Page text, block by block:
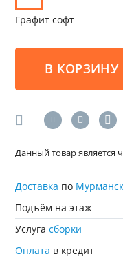
Графит софт
В КОРЗИНУ
Данный товар является
Доставка по
Подъём на этаж
Услугасборки
Оплата в кредит